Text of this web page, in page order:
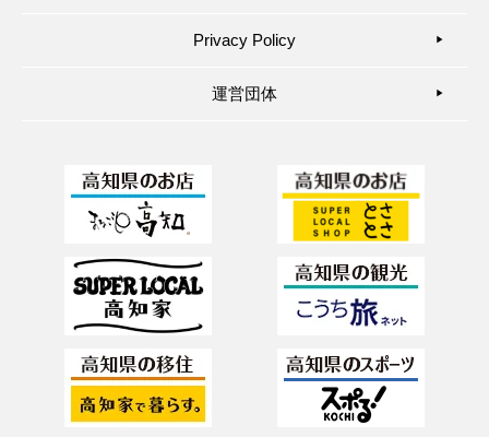
Privacy Policy ▶︎
運営団体 ▶︎